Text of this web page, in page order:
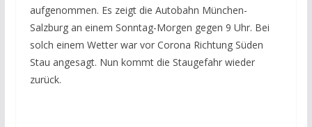
aufgenommen. Es zeigt die Autobahn München-
Salzburg an einem Sonntag-Morgen gegen 9 Uhr. Bei
solch einem Wetter war vor Corona Richtung Süden
Stau angesagt. Nun kommt die Staugefahr wieder
zurück.